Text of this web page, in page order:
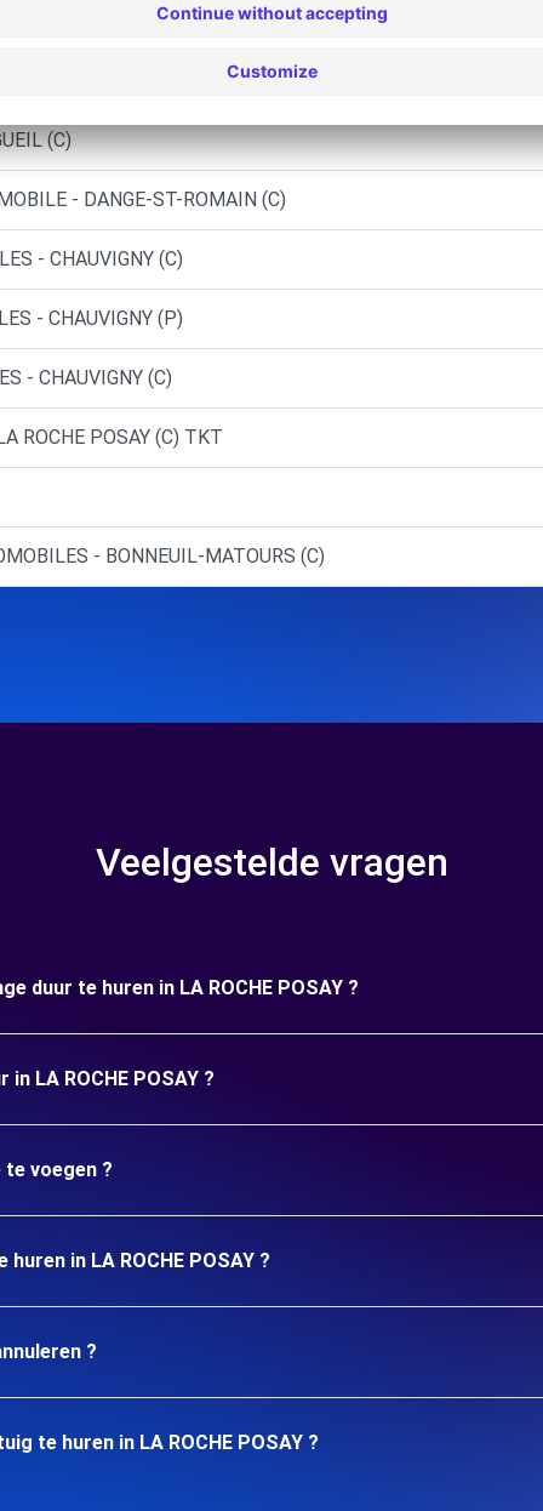
(C)
- DANGE-ST-ROMAIN (C)
- CHAUVIGNY (C)
- CHAUVIGNY (P)
- CHAUVIGNY (C)
ROCHE POSAY (C) TKT
- BONNEUIL-MATOURS (C)
Veelgestelde vragen
duur te huren in LA ROCHE POSAY ?
LA ROCHE POSAY ?
voegen ?
in LA ROCHE POSAY ?
?
te huren in LA ROCHE POSAY ?